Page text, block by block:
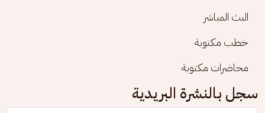
البث المباشر
خطب مكتوبة
محاضرات مكتوبة
سجل بالنشرة البريدية